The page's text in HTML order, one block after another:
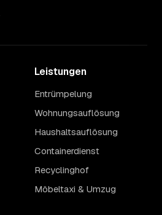
Leistungen
Entrümpelung
Wohnungsauflösung
Haushaltsauflösung
Containerdienst
Recyclinghof
Möbeltaxi & Umzug